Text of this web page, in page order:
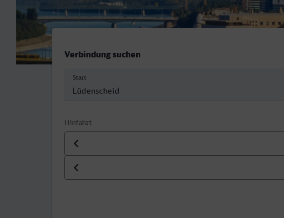
Verbindung suchen
Start
Hinfahrt
Datum der Hinfahrt
Uhrzeit der Hinfahrt